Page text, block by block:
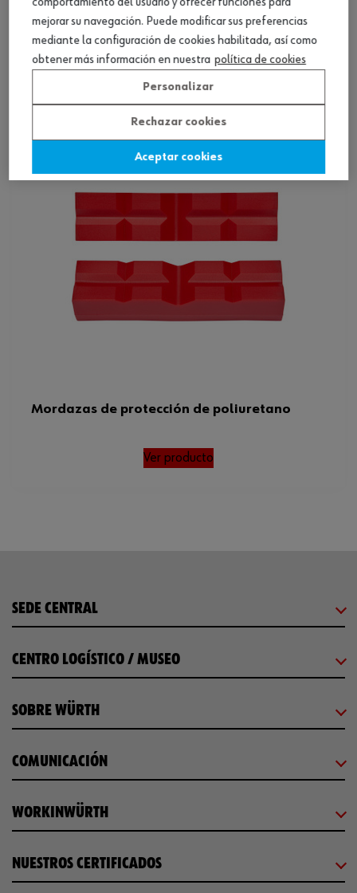
Mordazas de protección de fibra
Ver producto
Mordazas de protección de poliuretano
Ver producto
SEDE CENTRAL
CENTRO LOGÍSTICO / MUSEO
SOBRE WÜRTH
COMUNICACIÓN
WORKINWÜRTH
NUESTROS CERTIFICADOS
mejorar su navegación. Puede modificar sus preferencias
mediante la configuración de cookies habilitada, así como
obtener más información en nuestra política de cookies
Personalizar
Rechazar cookies
Aceptar cookies